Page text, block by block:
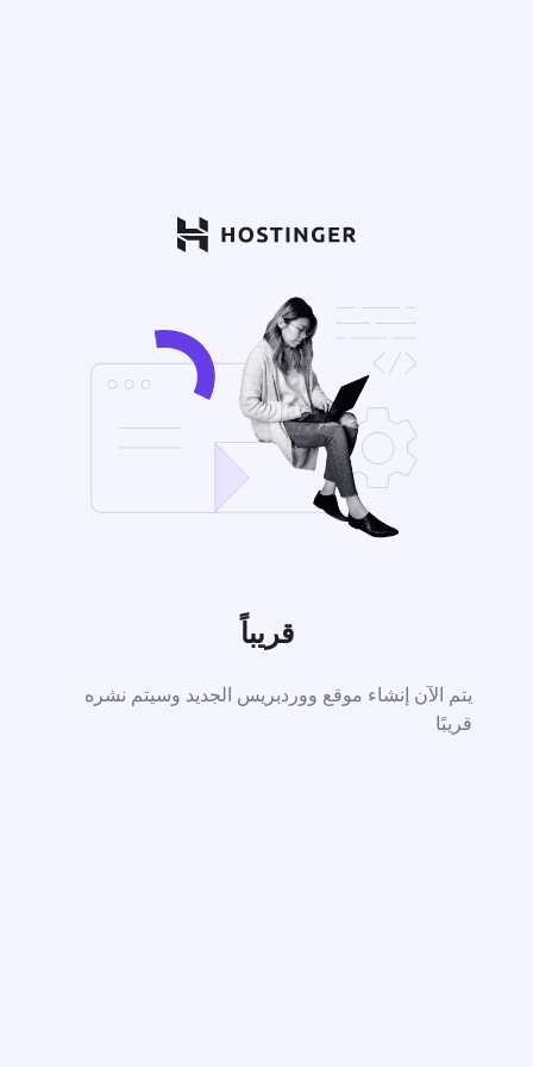
قريباً
يتم الآن إنشاء موقع ووردبريس الجديد وسيتم نشره
قريبًا